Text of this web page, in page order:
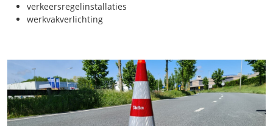
verkeersregelinstallaties
werkvakverlichting